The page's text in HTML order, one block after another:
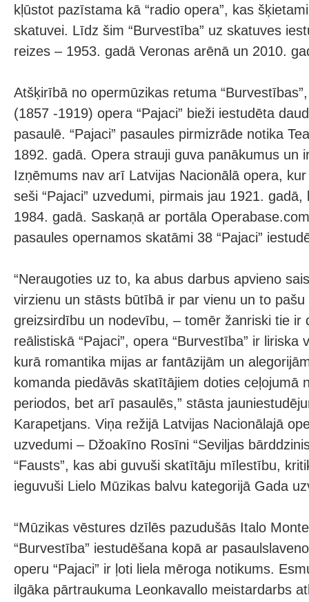
kļūstot pazīstama kā “radio opera”, kas
skatuvei. Līdz šim “Burvestība” uz skatuves
reizes – 1953. gadā Veronas arēnā un 2010.
Atšķirībā no opermūzikas retuma
(1857 -1919) opera “Pajaci” bieži iestudēta
pasaulē. “Pajaci” pasaules pirmizrāde notika
1892. gadā. Opera strauji guva panākumus un
Izņēmums nav arī Latvijas Nacionālā opera,
seši “Pajaci” uzvedumi, pirmais jau 1921.
1984. gadā. Saskaņā ar portāla
pasaules opernamos skatāmi 38 “Pajaci”
“Neraugoties uz to, ka abus darbus apvieno
virzienu un stāsts būtībā ir par vienu un to
greizsirdību un nodevību, – tomēr žanriski tie ir
reālistiskā “Pajaci”, opera “Burvestība” ir liriska
kurā romantika mijas ar fantāzijām un
komanda piedāvās skatītājiem doties ceļojumā
periodos, bet arī pasaulēs,” stāsta
Karapetjans. Viņa režijā Latvijas Nacionālajā
uzvedumi – Džoakīno Rosīni “Seviljas
“Fausts”, kas abi guvuši skatītāju mīlestību,
ieguvuši Lielo Mūzikas balvu kategorijā Gada
“Mūzikas vēstures dzīlēs pazudušās Italo
“Burvestība” iestudēšana kopā ar
operu “Pajaci” ir ļoti liela mēroga notikums.
ilgāka pārtraukuma Leonkavallo meistardarbs